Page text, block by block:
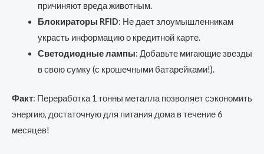
причиняют вреда животным.
Блокираторы RFID: Не дает злоумышленникам
украсть информацию о кредитной карте.
Светодиодные лампы: Добавьте мигающие звезды
в свою сумку (с крошечными батарейками!).
Факт: Переработка 1 тонны металла позволяет сэкономить
энергию, достаточную для питания дома в течение 6
месяцев!